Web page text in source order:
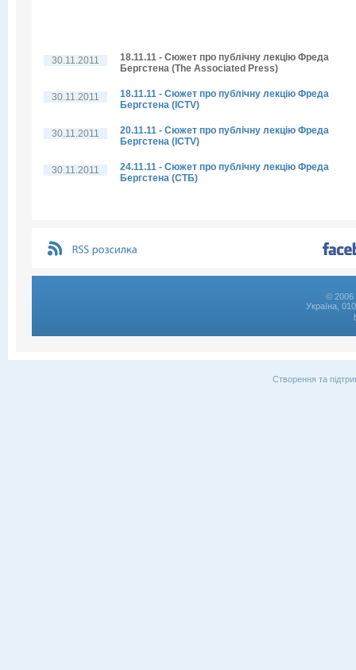
30.11.2011
18.11.11 - Сюжет про публічну лекцію Фреда
Бергстена (The Associated Press)
30.11.2011
18.11.11 - Сюжет про публічну лекцію Фреда
Бергстена (ICTV)
30.11.2011
20.11.11 - Сюжет про публічну лекцію Фреда
Бергстена (ICTV)
30.11.2011
24.11.11 - Сюжет про публічну лекцію Фреда
Бергстена (СТБ)
© 2006
Україна,
Створення та